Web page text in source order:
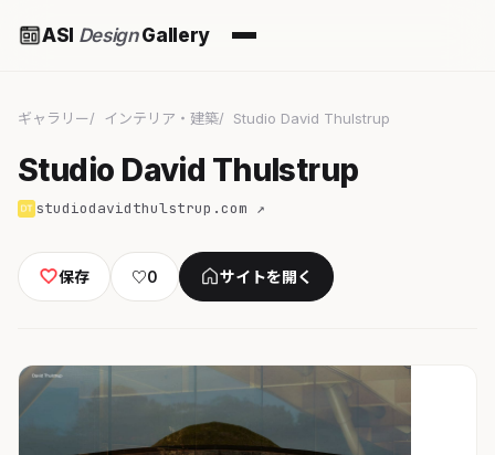
ASI DesignGallery
ギャラリー インテリア・建築 Studio David Thulstrup
Studio David Thulstrup
studiodavidthulstrup.com ↗
保存 ♡0 サイトを開く